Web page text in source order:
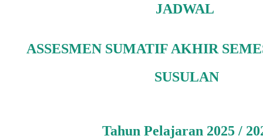
JADWAL
ASSESMEN SUMATIF AKHIR
SUSULAN
Tahun Pelajaran 2025 /